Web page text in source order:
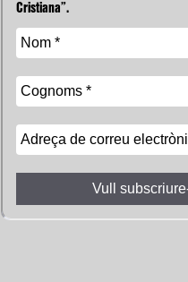
Cristiana”.